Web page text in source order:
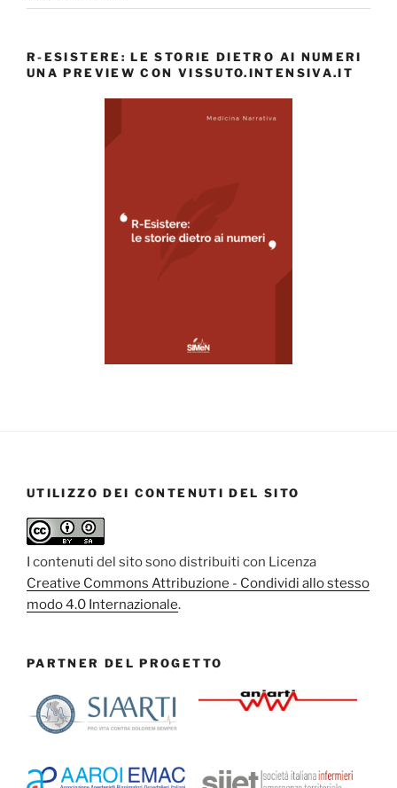
R-ESISTERE: LE STORIE DIETRO AI NUMERI
UNA PREVIEW CON VISSUTO.INTENSIVA.IT
UTILIZZO DEI CONTENUTI DEL SITO
I contenuti del sito sono distribuiti con Licenza
Creative Commons Attribuzione - Condividi allo stesso
modo 4.0 Internazionale.
PARTNER DEL PROGETTO